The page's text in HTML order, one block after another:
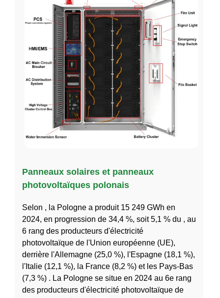
Panneaux solaires et panneaux
photovoltaïques polonais
Selon , la Pologne a produit 15 249 GWh en
2024, en progression de 34,4 %, soit 5,1 % du , au
6 rang des producteurs d'électricité
photovoltaïque de l'Union européenne (UE),
derrière l'Allemagne (25,0 %), l'Espagne (18,1 %),
l'Italie (12,1 %), la France (8,2 %) et les Pays-Bas
(7,3 %) . La Pologne se situe en 2024 au 6e rang
des producteurs d'électricité photovoltaïque de